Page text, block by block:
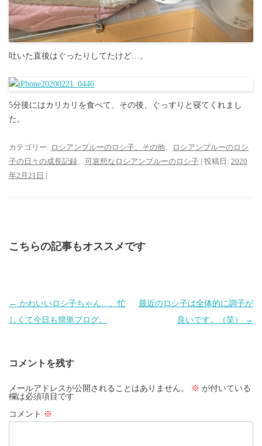
吐いた直後はぐったりしてたけど…。
5分後にはカリカリを食べて、その後、ぐっすりと寝てくれまし
た。
カテゴリー: ロシアンブルーのロシ子、その他、
ロシアンブルーのロシ
子の日々の成長記録、 可哀想なロシアンブルーのロシ子 | 投稿日: 2020
年2月21日 |
こちらの記事もオススメです
投
稿
ゲ
ー
シ
ョ
← かわいいロシ子ちゃん…、忙
しくて今日も簡単ブログ。
最近のロシ子は全体的に調子が
良いです。（笑）
→
コメントを残す
メールアドレスが公開されることはありません。 ※ が付いている
欄は必須項目です
コメント ※